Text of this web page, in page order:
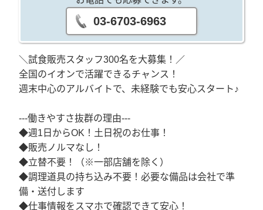
03-6703-6963
＼試食販売スタッフ300名を大募集！／
全国のイオンで活躍できるチャンス！
週末中心のアルバイトで、未経験でも安心スタート♪
---働きやすさ抜群の理由---
◆週1日からOK！土日祝のお仕事！
◆販売ノルマなし！
◆立替不要！（※一部店舗を除く）
◆調理道具の持ち込み不要！必要な備品は会社で準
備・送付します
◆仕事情報をスマホで確認できて安心！